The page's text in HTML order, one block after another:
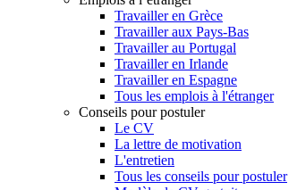
Travailler en Grèce
Travailler aux Pays-Bas
Travailler au Portugal
Travailler en Irlande
Travailler en Espagne
Tous les emplois à l'étranger
Conseils pour postuler
Le CV
La lettre de motivation
L'entretien
Tous les conseils pour postuler